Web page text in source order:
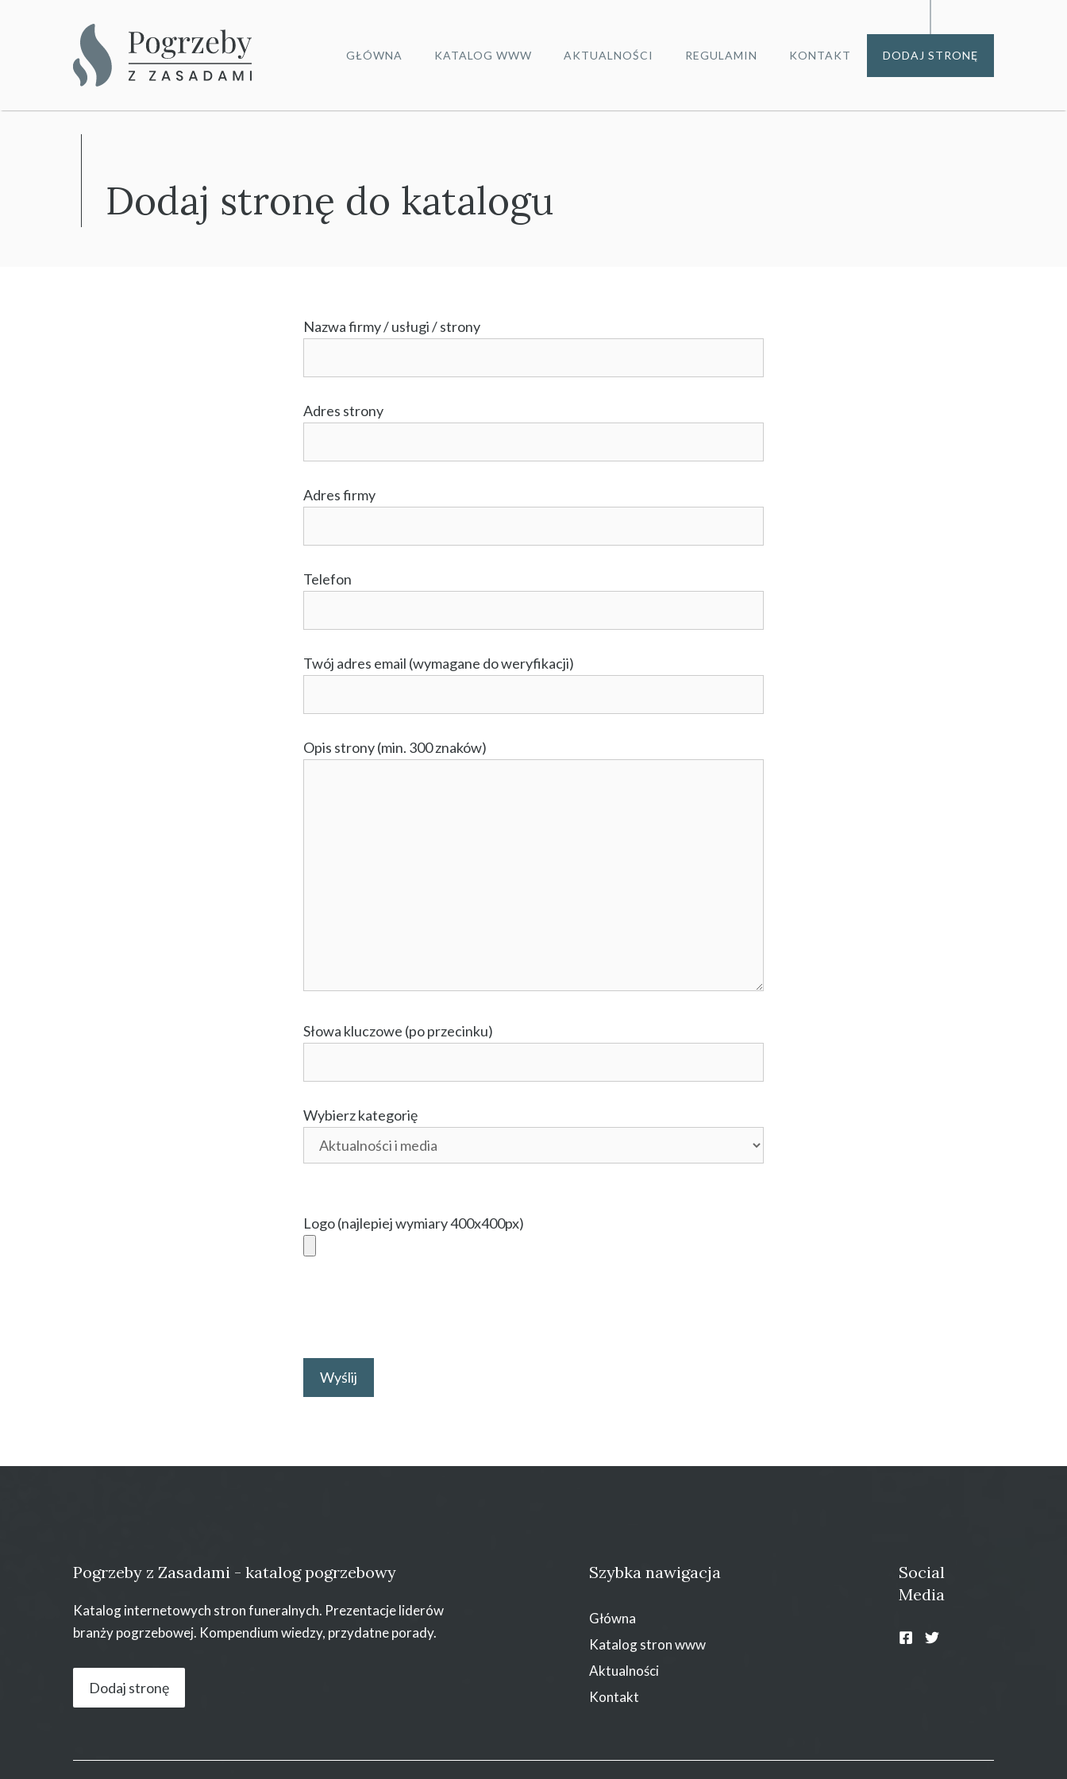
GŁÓWNA KATALOG WWW AKTUALNOŚCI REGULAMIN KONTAKT DODAJ STRONĘ
Dodaj stronę do katalogu
Nazwa firmy / usługi / strony
Adres strony
Adres firmy
Telefon
Twój adres email (wymagane do weryfikacji)
Opis strony (min. 300 znaków)
Słowa kluczowe (po przecinku)
Wybierz kategorię
Logo (najlepiej wymiary 400x400px)
Pogrzeby z Zasadami - katalog pogrzebowy
Katalog internetowych stron funeralnych. Prezentacje liderów
branży pogrzebowej. Kompendium wiedzy, przydatne porady.
Dodaj stronę
Szybka nawigacja
Główna
Katalog stron www
Aktualności
Kontakt
Social
Media